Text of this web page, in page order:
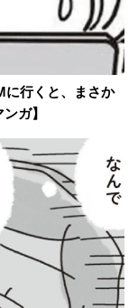
に行くと、まさか
ガ】